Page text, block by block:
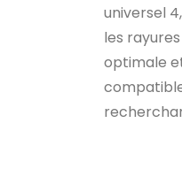
universel
les
optimale